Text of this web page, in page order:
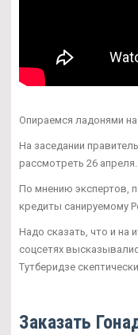
Опираемся ладонями
На заседании
рассмотреть 26 апреля.
По мнению экспертов,
кредиты санируемому
Надо сказать, что и на
соцсетях
Тутберидзе
Заказать